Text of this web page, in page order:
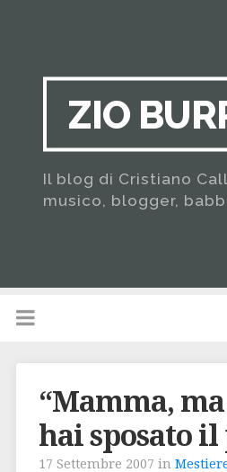
ZIO
Il blog di Cristiano
musico, blogger,
“Mamma,
hai sposato il
17 Settembre 2007 in